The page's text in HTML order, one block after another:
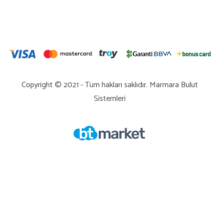
Copyright © 2021 - Tüm hakları saklıdır. Marmara Bulut
Sistemleri